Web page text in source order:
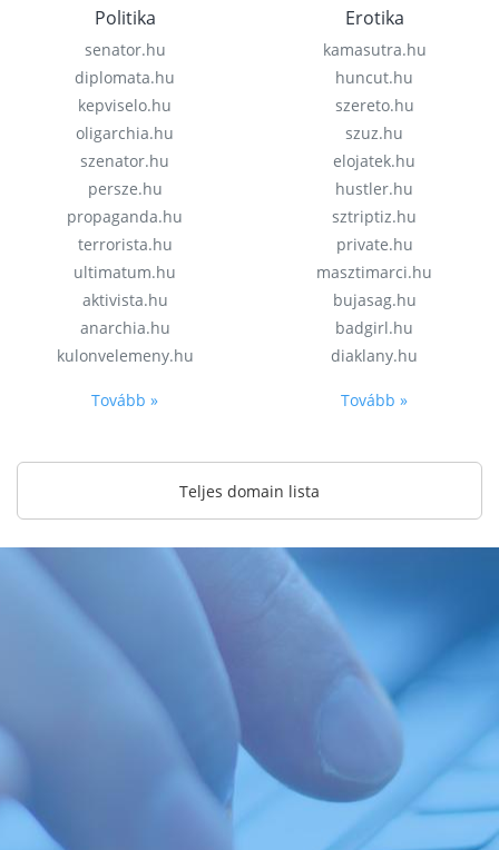
Politika
senator.hu
diplomata.hu
kepviselo.hu
oligarchia.hu
szenator.hu
persze.hu
propaganda.hu
terrorista.hu
ultimatum.hu
aktivista.hu
anarchia.hu
kulonvelemeny.hu
Tovább »
Erotika
kamasutra.hu
huncut.hu
szereto.hu
szuz.hu
elojatek.hu
hustler.hu
sztriptiz.hu
private.hu
masztimarci.hu
bujasag.hu
badgirl.hu
diaklany.hu
Tovább »
Teljes domain lista